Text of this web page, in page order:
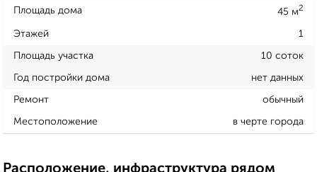
Площадь дома 45 м2
Этажей 1
Площадь участка 10 соток
Год постройки дома нет данных
Ремонт обычный
Местоположение в черте города
Расположение, инфраструктура рядом